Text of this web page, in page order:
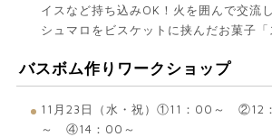
イスなど持ち込みOK！火を囲んで交流
シュマロをビスケットに挟んだお菓子「
バスボム作りワークショップ
11月23日（水・祝）①11：00～
～ ④14：00～